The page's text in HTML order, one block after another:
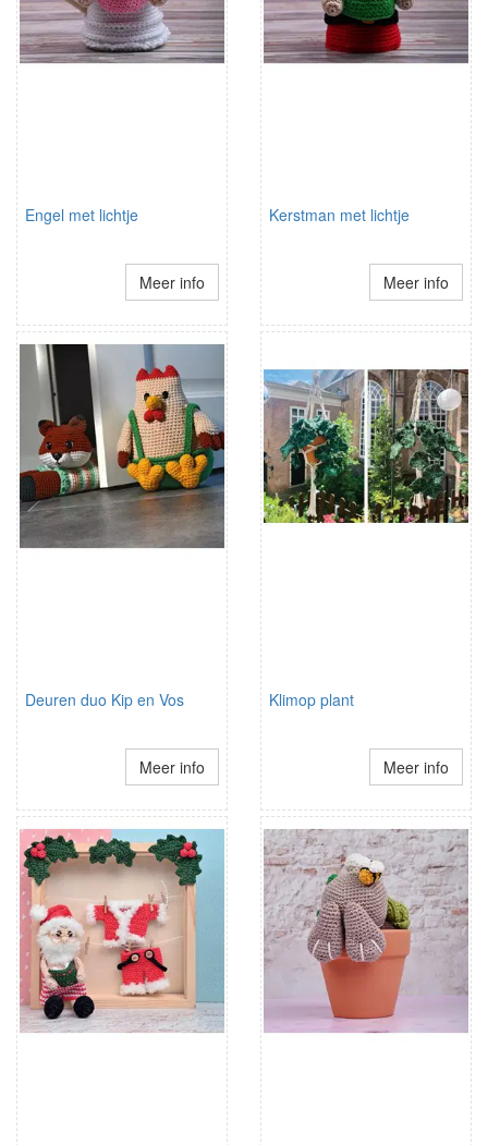
Engel met lichtje
Meer info
Kerstman met lichtje
Meer info
Deuren duo Kip en Vos
Meer info
Klimop plant
Meer info